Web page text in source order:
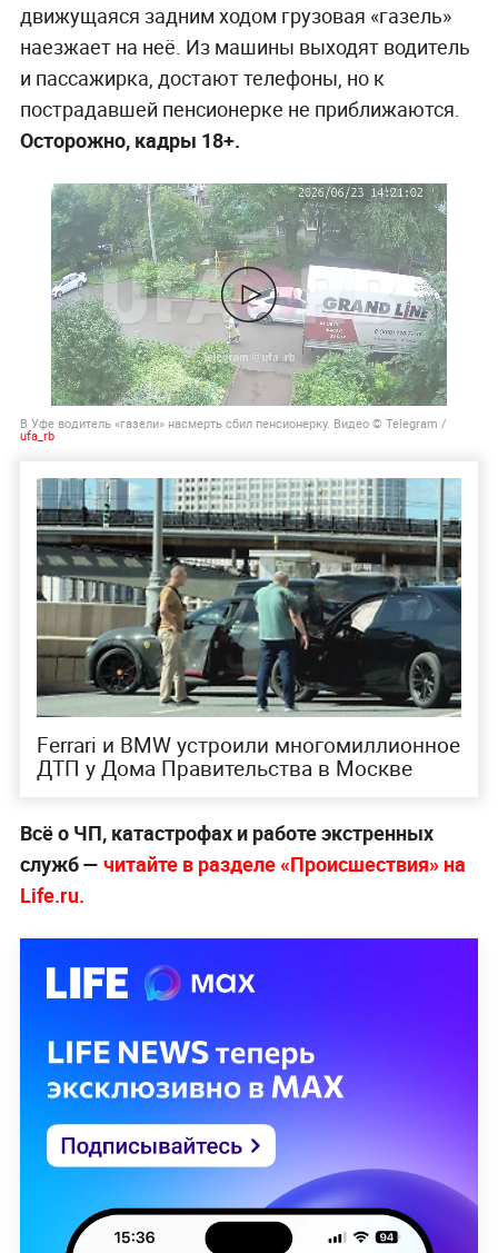
движущаяся задним ходом грузовая «газель»
наезжает на неё. Из машины выходят водитель
и пассажирка, достают телефоны, но к
пострадавшей пенсионерке не приближаются.
Осторожно, кадры 18+.
В Уфе водитель «газели» насмерть сбил пенсионерку. Видео © Telegram /
ufa_rb
Ferrari и BMW устроили многомиллионное
ДТП у Дома Правительства в Москве
Всё о ЧП, катастрофах и работе экстренных
служб — читайте в разделе «Происшествия» на
Life.ru.